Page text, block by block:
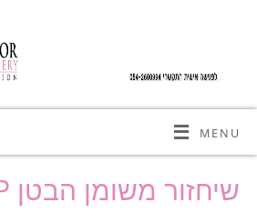
MENU
שיחזור משומן הבטן DIEP